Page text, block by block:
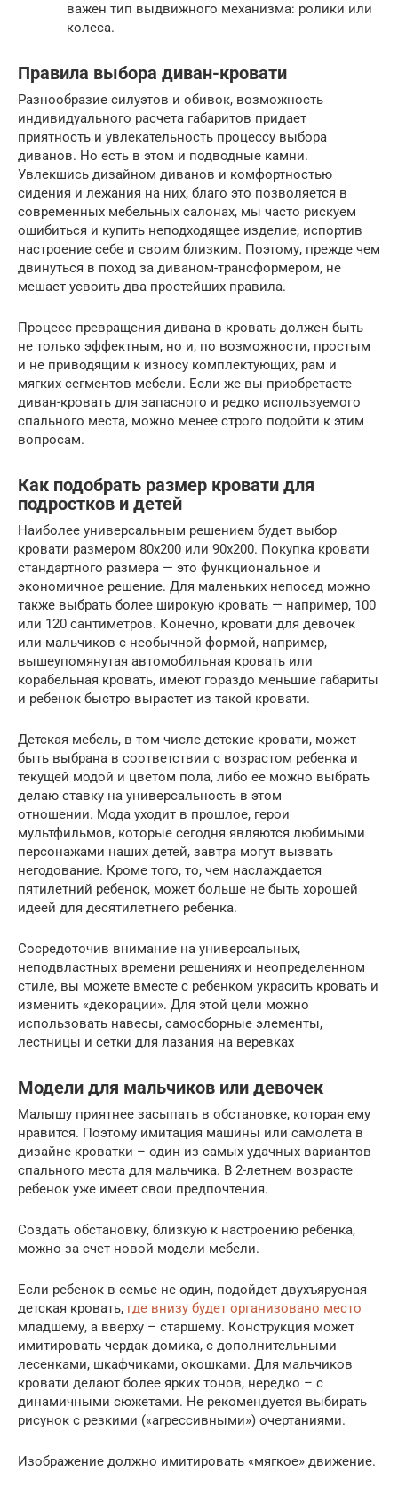
важен тип выдвижного механизма: ролики или
колеса.
Правила выбора диван-кровати
Разнообразие силуэтов и обивок, возможность
индивидуального расчета габаритов придает
приятность и увлекательность процессу выбора
диванов. Но есть в этом и подводные камни.
Увлекшись дизайном диванов и комфортностью
сидения и лежания на них, благо это позволяется в
современных мебельных салонах, мы часто рискуем
ошибиться и купить неподходящее изделие, испортив
настроение себе и своим близким. Поэтому, прежде чем
двинуться в поход за диваном-трансформером, не
мешает усвоить два простейших правила.
Процесс превращения дивана в кровать должен быть
не только эффектным, но и, по возможности, простым
и не приводящим к износу комплектующих, рам и
мягких сегментов мебели. Если же вы приобретаете
диван-кровать для запасного и редко используемого
спального места, можно менее строго подойти к этим
вопросам.
Как подобрать размер кровати для
подростков и детей
Наиболее универсальным решением будет выбор
кровати размером 80х200 или 90х200. Покупка кровати
стандартного размера — это функциональное и
экономичное решение. Для маленьких непосед можно
также выбрать более широкую кровать — например, 100
или 120 сантиметров. Конечно, кровати для девочек
или мальчиков с необычной формой, например,
вышеупомянутая автомобильная кровать или
корабельная кровать, имеют гораздо меньшие габариты
и ребенок быстро вырастет из такой кровати.
Детская мебель, в том числе детские кровати, может
быть выбрана в соответствии с возрастом ребенка и
текущей модой и цветом пола, либо ее можно выбрать
делаю ставку на универсальность в этом
отношении. Мода уходит в прошлое, герои
мультфильмов, которые сегодня являются любимыми
персонажами наших детей, завтра могут вызвать
негодование. Кроме того, то, чем наслаждается
пятилетний ребенок, может больше не быть хорошей
идеей для десятилетнего ребенка.
Сосредоточив внимание на универсальных,
неподвластных времени решениях и неопределенном
стиле, вы можете вместе с ребенком украсить кровать и
изменить «декорации». Для этой цели можно
использовать навесы, самосборные элементы,
лестницы и сетки для лазания на веревках
Модели для мальчиков или девочек
Малышу приятнее засыпать в обстановке, которая ему
нравится. Поэтому имитация машины или самолета в
дизайне кроватки – один из самых удачных вариантов
спального места для мальчика. В 2-летнем возрасте
ребенок уже имеет свои предпочтения.
Создать обстановку, близкую к настроению ребенка,
можно за счет новой модели мебели.
Если ребенок в семье не один, подойдет двухъярусная
детская кровать, где внизу будет организовано место
младшему, а вверху – старшему. Конструкция может
имитировать чердак домика, с дополнительными
лесенками, шкафчиками, окошками. Для мальчиков
кровати делают более ярких тонов, нередко – с
динамичными сюжетами. Не рекомендуется выбирать
рисунок с резкими («агрессивными») очертаниями.
Изображение должно имитировать «мягкое» движение.